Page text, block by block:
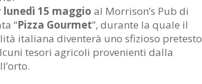
lunedì 15 maggio al Morrison’s Pub di
“Pizza Gourmet”, durante la quale il
italiana diventerà uno sfizioso pretesto
tesori agricoli provenienti dalla